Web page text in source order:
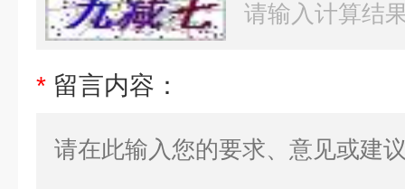
* 留言内容：